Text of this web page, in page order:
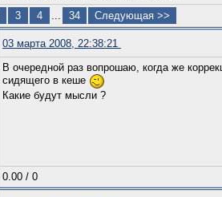
3 4 ... 34 Следующая >>
03 марта 2008, 22:38:21
В очередной раз вопрошаю, когда же
сидящего в кеше
Какие будут мысли ?
0.00 / 0